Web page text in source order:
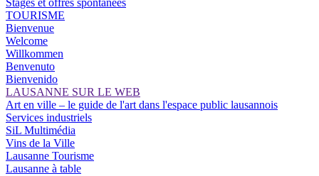
Stages et offres spontanées
TOURISME
Bienvenue
Welcome
Willkommen
Benvenuto
Bienvenido
LAUSANNE SUR LE WEB
Art en ville – le guide de l'art dans l'espace public lausannois
Services industriels
SiL Multimédia
Vins de la Ville
Lausanne Tourisme
Lausanne à table